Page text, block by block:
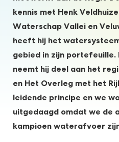
kennis met Henk
Waterschap Vallei en
heeft hij het
gebied in zijn portefeuille.
neemt hij deel aan het
en Het Overleg met het
leidende principe en we
uitgedaagd omdat we de
kampioen waterafvoer